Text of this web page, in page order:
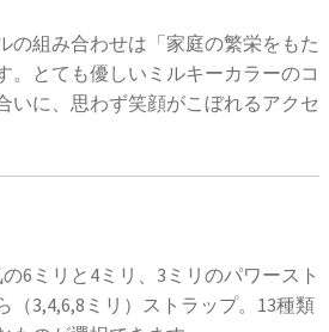
の組み合わせは「家庭の繁栄をもた
。とても優しいミルキーカラーのコ
いに、思わず笑顔がこぼれるアクセ
6ミリと4ミリ、3ミリのパワースト
（3,4,6,8ミリ）ストラップ。13種類